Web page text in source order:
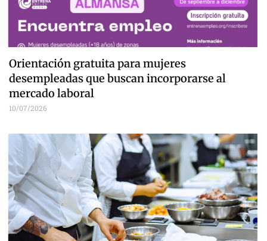
Orientación gratuita para mujeres
desempleadas que buscan incorporarse al
mercado laboral
10/07/2026